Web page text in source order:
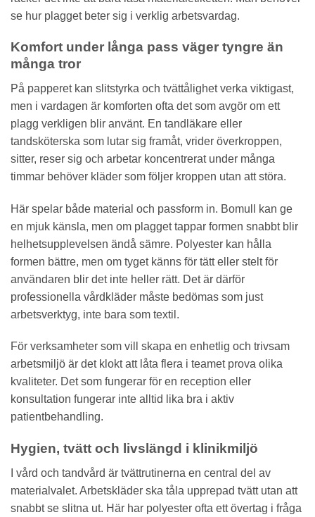
se hur plagget beter sig i verklig arbetsvardag.
Komfort under långa pass väger tyngre än
många tror
På papperet kan slitstyrka och tvättålighet verka viktigast,
men i vardagen är komforten ofta det som avgör om ett
plagg verkligen blir använt. En tandläkare eller
tandsköterska som lutar sig framåt, vrider överkroppen,
sitter, reser sig och arbetar koncentrerat under många
timmar behöver kläder som följer kroppen utan att störa.
Här spelar både material och passform in. Bomull kan ge
en mjuk känsla, men om plagget tappar formen snabbt blir
helhetsupplevelsen ändå sämre. Polyester kan hålla
formen bättre, men om tyget känns för tätt eller stelt för
användaren blir det inte heller rätt. Det är därför
professionella vårdkläder måste bedömas som just
arbetsverktyg, inte bara som textil.
För verksamheter som vill skapa en enhetlig och trivsam
arbetsmiljö är det klokt att låta flera i teamet prova olika
kvaliteter. Det som fungerar för en reception eller
konsultation fungerar inte alltid lika bra i aktiv
patientbehandling.
Hygien, tvätt och livslängd i klinikmiljö
I vård och tandvård är tvättrutinerna en central del av
materialvalet. Arbetskläder ska tåla upprepad tvätt utan att
snabbt se slitna ut. Här har polyester ofta ett övertag i fråga